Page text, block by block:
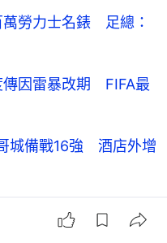
萬勞力士名錶 足總：
傳因雷暴改期 FIFA最
城備戰16強 酒店外增
賢：延長酒吧營業時